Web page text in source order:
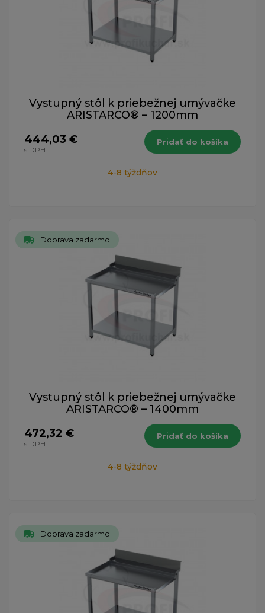
Vystupný stôl k priebežnej umývačke
ARISTARCO® – 1200mm
444,03 €
s DPH
Pridať do košíka
4-8 týždňov
Doprava zadarmo
Vystupný stôl k priebežnej umývačke
ARISTARCO® – 1400mm
472,32 €
s DPH
Pridať do košíka
4-8 týždňov
Doprava zadarmo